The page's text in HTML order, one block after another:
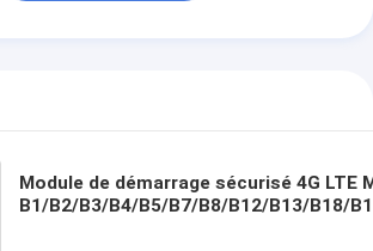
Module de démarrage sécurisé 4G LTE
B1/B2/B3/B4/B5/B7/B8/B12/B13/B18/